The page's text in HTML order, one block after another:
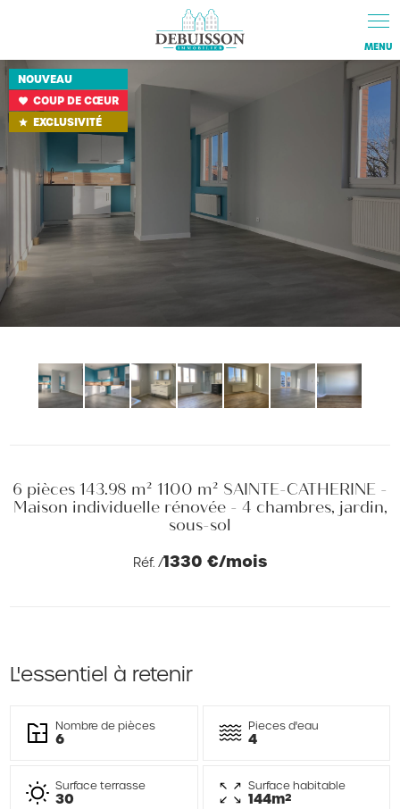
NOUVEAU
favorite COUP DE CŒUR
star EXCLUSIVITÉ
6 pièces 143.98 m² 1100 m² SAINTE-CATHERINE -
Maison individuelle rénovée - 4 chambres, jardin,
sous-sol
1330 €/mois
Réf. /
L'essentiel à retenir
Nombre de pièces
6
Pieces d'eau
4
Surface terrasse
30
Surface habitable
144m²
Panneau de gestion des cookies